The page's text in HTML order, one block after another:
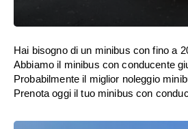
Hai bisogno di un minibus con fino a
Abbiamo il minibus con conducente
Probabilmente il miglior noleggio
Prenota oggi il tuo minibus con